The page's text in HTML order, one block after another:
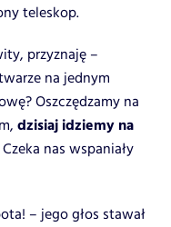
teleskop.
przyznaję –
na jednym
Oszczędzamy na
dzisiaj idziemy na
nas wspaniały
– jego głos stawał